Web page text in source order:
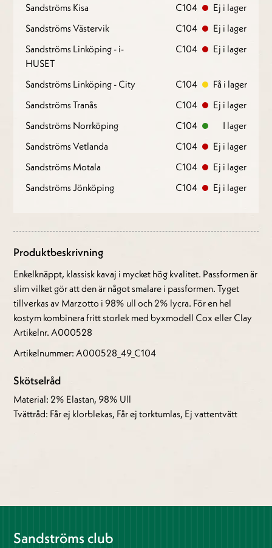
Sandströms Kisa
C104
Ej i lager
Sandströms Västervik
C104
Ej i lager
Sandströms Linköping - i-
HUSET
C104 Ej i lager
Sandströms Linköping - City C104
Få i lager
Sandströms Tranås
C104
Ej i lager
Sandströms Norrköping
C104
I lager
Sandströms Vetlanda
C104
Ej i lager
Sandströms Motala
C104
Ej i lager
Sandströms Jönköping
C104 Ej i lager
Produktbeskrivning
Enkelknäppt, klassisk kavaj i mycket hög kvalitet. Passformen är
slim vilket gör att den är något smalare i passformen. Tyget
tillverkas av Marzotto i 98% ull och 2% lycra. För en hel
kostym kombinera fritt storlek med byxmodell Cox eller Clay
Artikelnr. A000528
Artikelnummer: A000528_49_C104
Skötselråd
Material: 2% Elastan, 98% Ull
Tvättråd: Får ej klorblekas, Får ej torktumlas, Ej vattentvätt
Sandströms club